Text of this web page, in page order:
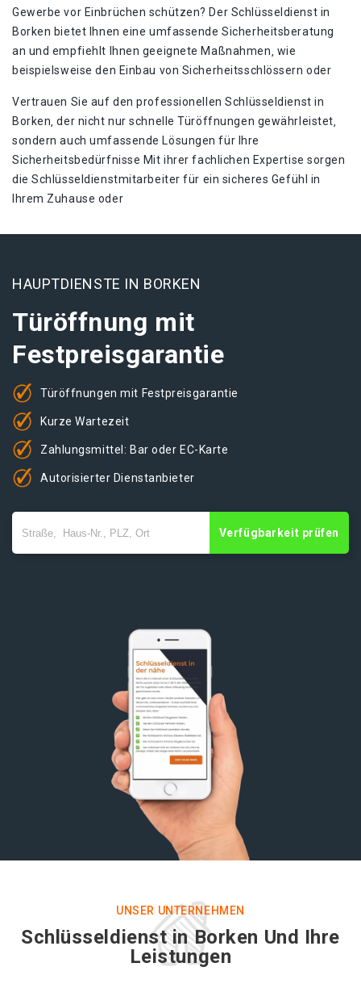
Gewerbe vor Einbrüchen schützen?​ Der Schlüsseldienst in
Borken bietet Ihnen eine umfassende Sicherheitsberatung
an und empfiehlt Ihnen geeignete Maßnahmen‚ wie
beispielsweise den Einbau von Sicherheitsschlössern oder
Vertrauen Sie auf den professionellen Schlüsseldienst in
Borken‚ der nicht nur schnelle Türöffnungen gewährleistet‚
sondern auch umfassende Lösungen für Ihre
Sicherheitsbedürfnisse Mit ihrer fachlichen Expertise sorgen
die Schlüsseldienstmitarbeiter für ein sicheres Gefühl in
Ihrem Zuhause oder
HAUPTDIENSTE IN BORKEN
Türöffnung mit
Festpreisgarantie
Türöffnungen mit Festpreisgarantie
Kurze Wartezeit
Zahlungsmittel: Bar oder EC-Karte
Autorisierter Dienstanbieter
Verfügbarkeit prüfen
UNSER UNTERNEHMEN
Schlüsseldienst in Borken Und Ihre
Leistungen